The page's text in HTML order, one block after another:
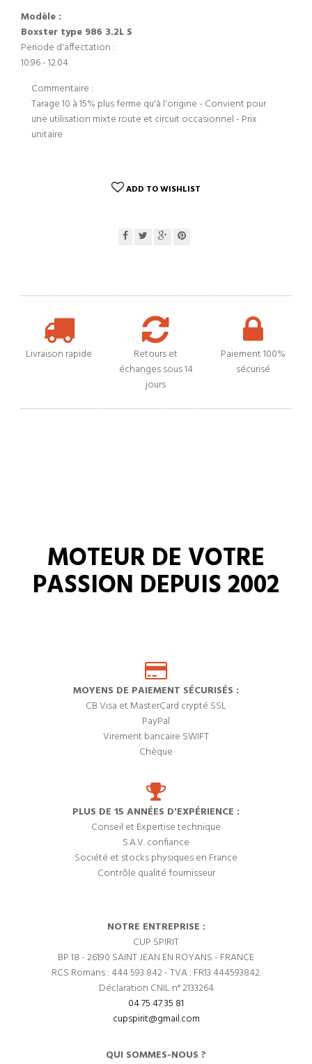
Modèle :
Boxster type 986 3.2L S
Periode d'affectation :
10.96 - 12.04
Commentaire :
Tarage 10 à 15% plus ferme qu'à l'origine - Convient pour
une utilisation mixte route et circuit occasionnel - Prix
unitaire
ADD TO WISHLIST
Livraison rapide
Retours et
échanges sous 14
jours
Paiement 100%
sécurisé
MOTEUR DE VOTRE
PASSION DEPUIS 2002
MOYENS DE PAIEMENT SÉCURISÉS :
CB Visa et MasterCard crypté SSL
PayPal
Virement bancaire SWIFT
Chèque
PLUS DE 15 ANNÉES D'EXPÉRIENCE :
Conseil et Expertise technique
S.A.V. confiance
Société et stocks physiques en France
Contrôle qualité fournisseur
NOTRE ENTREPRISE :
CUP SPIRIT
BP 18 - 26190 SAINT JEAN EN ROYANS - FRANCE
RCS Romans : 444 593 842 - TVA : FR13 444593842.
Déclaration CNIL n° 2133264
04 75 47 35 81
cupspirit@gmail.com
QUI SOMMES-NOUS ?